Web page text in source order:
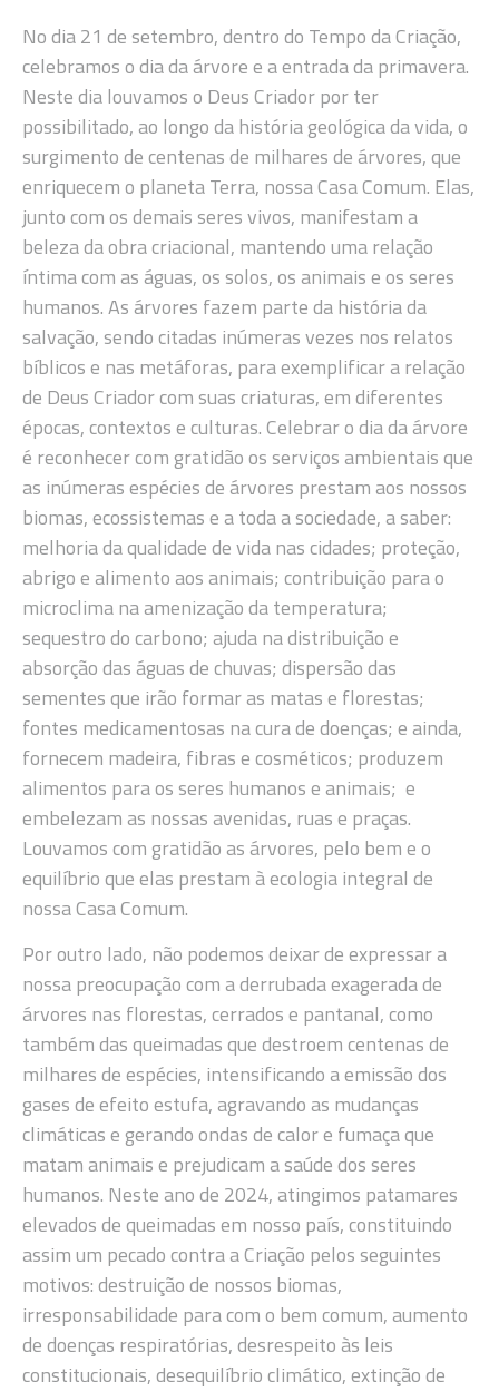
No dia 21 de setembro, dentro do Tempo da Criação,
celebramos o dia da árvore e a entrada da primavera.
Neste dia louvamos o Deus Criador por ter
possibilitado, ao longo da história geológica da vida, o
surgimento de centenas de milhares de árvores, que
enriquecem o planeta Terra, nossa Casa Comum. Elas,
junto com os demais seres vivos, manifestam a
beleza da obra criacional, mantendo uma relação
íntima com as águas, os solos, os animais e os seres
humanos. As árvores fazem parte da história da
salvação, sendo citadas inúmeras vezes nos relatos
bíblicos e nas metáforas, para exemplificar a relação
de Deus Criador com suas criaturas, em diferentes
épocas, contextos e culturas. Celebrar o dia da árvore
é reconhecer com gratidão os serviços ambientais que
as inúmeras espécies de árvores prestam aos nossos
biomas, ecossistemas e a toda a sociedade, a saber:
melhoria da qualidade de vida nas cidades; proteção,
abrigo e alimento aos animais; contribuição para o
microclima na amenização da temperatura;
sequestro do carbono; ajuda na distribuição e
absorção das águas de chuvas; dispersão das
sementes que irão formar as matas e florestas;
fontes medicamentosas na cura de doenças; e ainda,
fornecem madeira, fibras e cosméticos; produzem
alimentos para os seres humanos e animais; e
embelezam as nossas avenidas, ruas e praças.
Louvamos com gratidão as árvores, pelo bem e o
equilíbrio que elas prestam à ecologia integral de
nossa Casa Comum.
Por outro lado, não podemos deixar de expressar a
nossa preocupação com a derrubada exagerada de
árvores nas florestas, cerrados e pantanal, como
também das queimadas que destroem centenas de
milhares de espécies, intensificando a emissão dos
gases de efeito estufa, agravando as mudanças
climáticas e gerando ondas de calor e fumaça que
matam animais e prejudicam a saúde dos seres
humanos. Neste ano de 2024, atingimos patamares
elevados de queimadas em nosso país, constituindo
assim um pecado contra a Criação pelos seguintes
motivos: destruição de nossos biomas,
irresponsabilidade para com o bem comum, aumento
de doenças respiratórias, desrespeito às leis
constitucionais, desequilíbrio climático, extinção de